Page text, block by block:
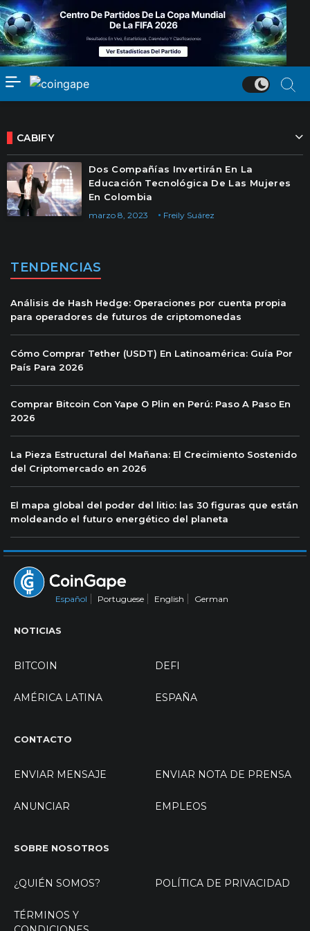
CABIFY
Dos Compañías Invertirán En La
Educación Tecnológica De Las Mujeres
En Colombia
Freily Suárez
marzo 8, 2023
TENDENCIAS
Análisis de Hash Hedge: Operaciones por cuenta propia
para operadores de futuros de criptomonedas
Cómo Comprar Tether (USDT) En Latinoamérica: Guía Por
País Para 2026
Comprar Bitcoin Con Yape O Plin en Perú: Paso A Paso En
2026
La Pieza Estructural del Mañana: El Crecimiento Sostenido
del Criptomercado en 2026
El mapa global del poder del litio: las 30 figuras que están
moldeando el futuro energético del planeta
Español Portuguese English German
NOTICIAS
BITCOIN DEFI
AMÉRICA LATINA ESPAÑA
CONTACTO
ENVIAR MENSAJE ENVIAR NOTA DE PRENSA
ANUNCIAR EMPLEOS
SOBRE NOSOTROS
¿QUIÉN SOMOS? POLÍTICA DE PRIVACIDAD
TÉRMINOS Y